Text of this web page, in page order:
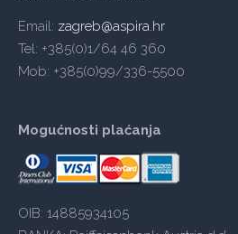
Email: zagreb@aspira.hr
Tel: +385(0)1/64 46 360
Mob: +385(0)99/336-5500
Mogućnosti plaćanja
OIB: 14885934105